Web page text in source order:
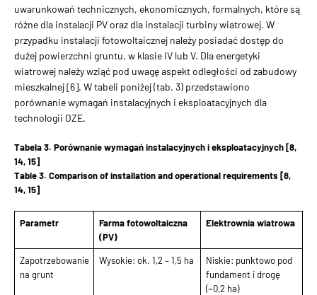
uwarunkowań technicznych, ekonomicznych, formalnych, które są
różne dla instalacji PV oraz dla instalacji turbiny wiatrowej. W
przypadku instalacji fotowoltaicznej należy posiadać dostęp do
dużej powierzchni gruntu, w klasie IV lub V. Dla energetyki
wiatrowej należy wziąć pod uwagę aspekt odległości od zabudowy
mieszkalnej [6]. W tabeli poniżej (tab. 3) przedstawiono
porównanie wymagań instalacyjnych i eksploatacyjnych dla
technologii OZE.
Tabela 3. Porównanie wymagań instalacyjnych i eksploatacyjnych [8,
14, 15]
Table 3. Comparison of installation and operational requirements [8,
14, 15]
Parametr
Farma fotowoltaiczna
(PV)
Elektrownia wiatrowa
Zapotrzebowanie
na grunt
Wysokie: ok. 1,2 – 1,5 ha
Niskie: punktowo pod
fundament i drogę
(~0,2 ha)